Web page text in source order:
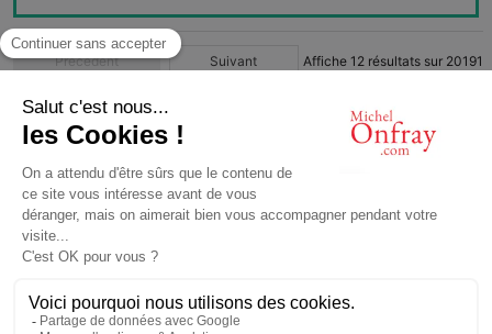
Précédent Suivant Affiche 12 résultats sur 20191
1
© Michel Onfray 2016
Conception, réalisation: Magasin Numérique
contact@michelonfray.com
Partenaires